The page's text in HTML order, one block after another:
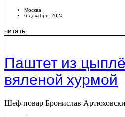
Москва
6 декабря, 2024
читать
Паштет из
вяленой хурмой
Шеф-повар Бронислав